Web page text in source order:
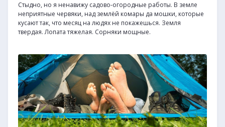
Стыдно, но я ненавижу садово-огородные работы. В земле
неприятные червяки, над землёй комары да мошки, которые
кусают так, что месяц на людях не покажешься. Земля
твердая. Лопата тяжелая. Сорняки мощные.